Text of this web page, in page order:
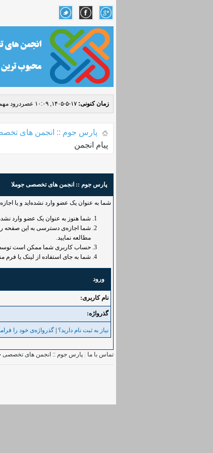
زمان کنونی: ۱۷-۵-۱۴۰۵, ۱۰:۰۹ عصر درود
پارس جوم :: انجمن های
پیام انجمن
پارس جوم :: انجمن های تخصصی جوملا
شما به عنوان یک عضو وارد نشده‌اید و یا
شما هنوز به عنوان یک عضو وارد
شما اجازه‌ی دسترسی به این صفحه را
مطالعه نمایید.
حساب کاربری شما ممکن است توسط
شما به جای استفاده از لینک یا
ورود
نام کاربری:
گذرواژه‌:
نیاز به ثبت نام دارید؟ گذرواژه‌ی خود را
تماس با ما پارس جوم :: انجمن های تخصصی